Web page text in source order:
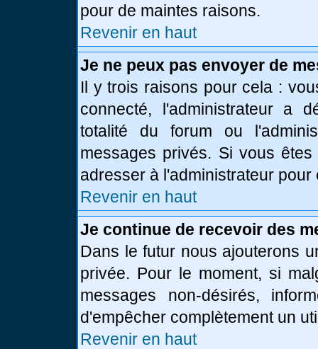
pour de maintes raisons.
Revenir en haut
Je ne peux pas envoyer de
Il y trois raisons pour cela :
connecté, l'administrateur a
totalité du forum ou
messages privés. Si vous
adresser à l'administrateur
Revenir en haut
Je continue de recevoir des
Dans le futur nous ajouterons
privée. Pour le moment, si
messages non-désirés,
d'empêcher complètement un
Revenir en haut